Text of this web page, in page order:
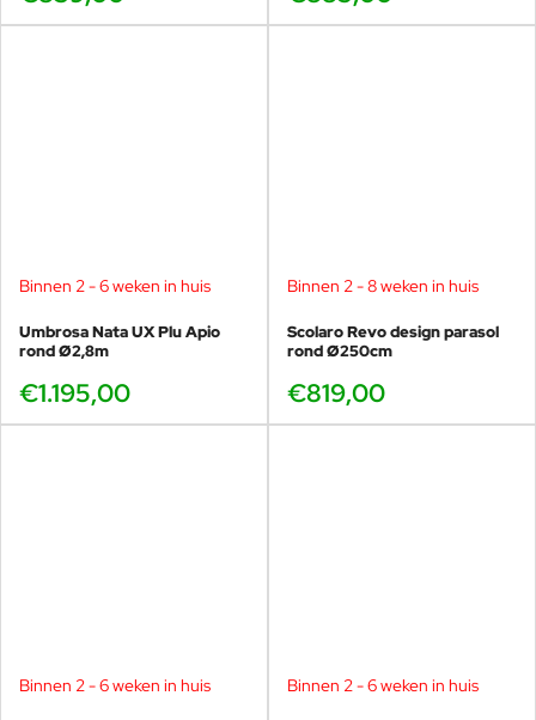
ook goed in een al bestaande parasolvoet van een ander merk.
Binnen 2 - 6 weken in huis
Umbrosa Nata UX Plu Apio
rond Ø2,8m
€1.195,00
Binnen 2 - 8 weken in huis
Scolaro Revo design parasol
rond Ø250cm
€819,00
Binnen 2 - 6 weken in huis Binnen 2 - 6 weken in huis